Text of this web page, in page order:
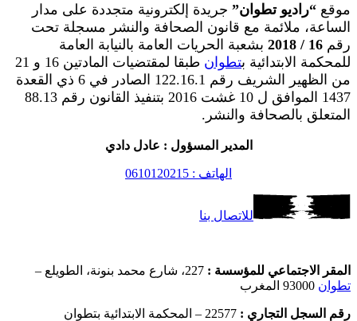
موقع “راديو تطوان” جريدة إلكترونية متجددة على مدار
الساعة، ملائمة مع قانون الصحافة والنشر مسجلة تحت
رقم 16 / 2018
بشعبة الحريات العامة بالنيابة العامة
للمحكمة الابتدائية بتطوان
طبقا لمقتضيات المادتين 16 و 21
من الظهير الشريف رقم 122.16.1 الصادر في 6 ذي القعدة
1437 الموافق ل 10 غشت 2016 بتنفيذ القانون رقم 88.13
المتعلق بالصحافة والنشر.
المدير المسؤول : عادل دادي
الهاتف : 0610120215
للاتصال بنا
المقر الاجتماعي للمؤسسة : 227، شارع محمد بنونة، الطويلع –
تطوان
رقم السجل التجاري : 22577 – المحكمة الابتدائية بتطوان